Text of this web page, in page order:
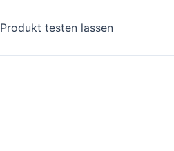
Produkt testen lassen